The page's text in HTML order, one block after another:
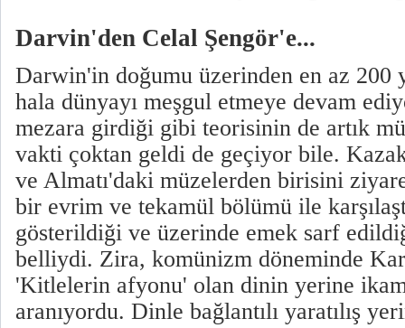
Darvin'den Celal Şengör'e...
Darwin'in doğumu üzerinden en az 200
hala dünyayı meşgul etmeye devam
mezara girdiği gibi teorisinin de artık
vakti çoktan geldi de geçiyor bile.
ve Almatı'daki müzelerden birisini
bir evrim ve tekamül bölümü ile
gösterildiği ve üzerinde emek sarf
belliydi. Zira, komünizm döneminde
'Kitlelerin afyonu' olan dinin yerine
aranıyordu. Dinle bağlantılı yaratılış